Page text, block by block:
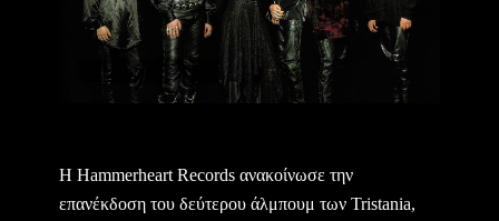
Η Hammerheart Records ανακοίνωσε την
επανέκδοση του δεύτερου άλμπουμ των Tristania,